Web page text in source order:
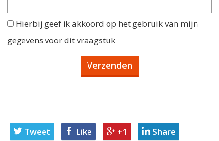
Hierbij geef ik akkoord op het gebruik van mijn
gegevens voor dit vraagstuk
Tweet Like +1
Share